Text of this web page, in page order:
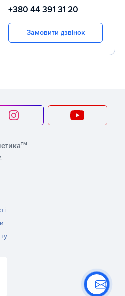
+380 44 391 31 20
Замовити дзвінок
тм